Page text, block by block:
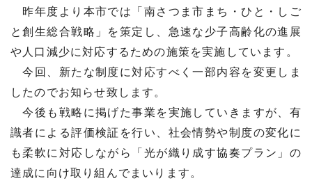
昨年度より本市では「南さつま市まち・ひと・しご
と創生総合戦略」を策定し、急速な少子高齢化の進展
や人口減少に対応するための施策を実施しています。
今回、新たな制度に対応すべく一部内容を変更しま
したのでお知らせ致します。
今後も戦略に掲げた事業を実施していきますが、有
識者による評価検証を行い、社会情勢や制度の変化に
も柔軟に対応しながら「光が織り成す協奏プラン」の
達成に向け取り組んでまいります。